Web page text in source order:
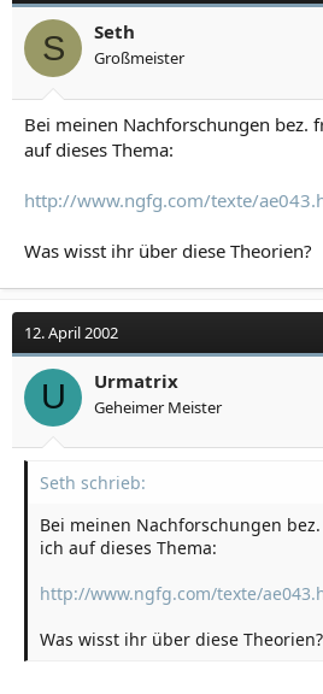
l
r
l
l
a
m
S Seth
Großmeister
Bei meinen Nachforschungen bez.
auf dieses Thema:
http://www.ngfg.com/texte/
Was wisst ihr über diese Theorien?
12. April 2002
U Urmatrix
Geheimer Meister
Seth schrieb:
Bei meinen Nachforschungen
ich auf dieses Thema:
http://www.ngfg.com/texte/
Was wisst ihr über diese Theorien?